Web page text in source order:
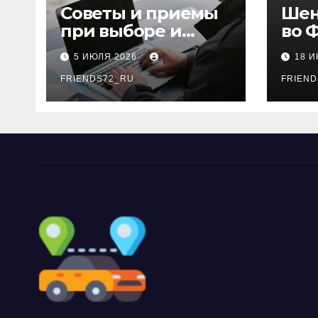
Советы и приемы
при выборе и
бронировании
авиабилетов
5 ИЮЛЯ 2026
FRIENDS72_RU
во
18